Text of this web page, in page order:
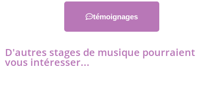
témoignages
D'autres stages de musique pourraient
vous intéresser...